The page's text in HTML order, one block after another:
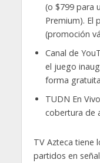
(o $799 para
Premium). El
(promoción
Canal de
el juego
forma
TUDN En
cobertura de
TV Azteca tiene
partidos en